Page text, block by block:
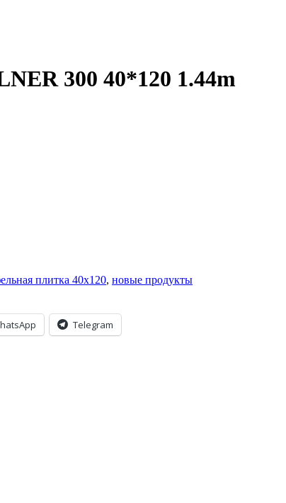
300 40*120 1.44m
плитка 40x120, новые продукты
Telegram